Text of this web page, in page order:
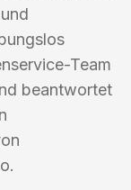
Team
beantwortet